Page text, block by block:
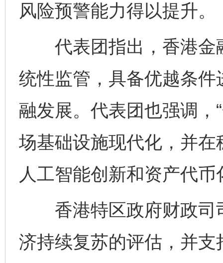
风险预警能力得以提升。
代表团指出，香港金
统性监管，具备优越条
融发展。代表团也强调，
场基础设施现代化，并
人工智能创新和资产代币
香港特区政府财政司
济持续复苏的评估，并